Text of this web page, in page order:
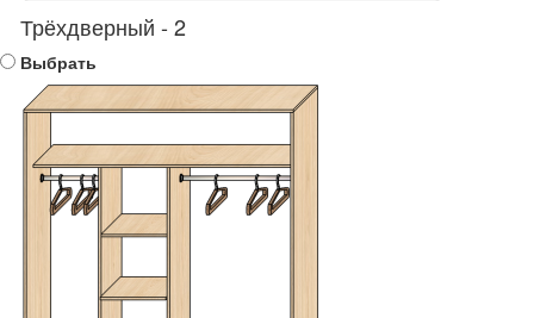
Трёхдверный - 2
Выбрать